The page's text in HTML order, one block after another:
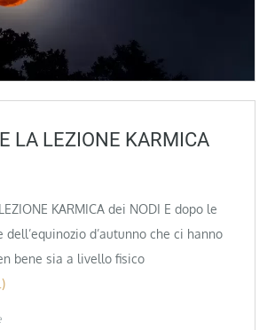
E LA LEZIONE KARMICA
LEZIONE KARMICA dei NODI E dopo le
d’autunno che ci hanno
bene sia a livello fisico